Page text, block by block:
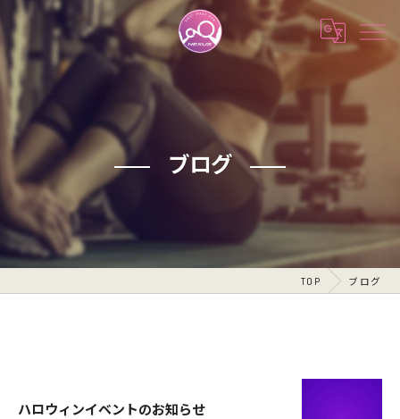
ブログ
TOP ブログ
ハロウィンイベントのお知らせ